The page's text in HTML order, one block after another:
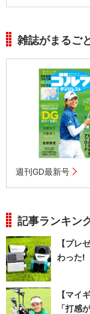
雑誌がまるご
週刊GD最新号
記事ランキン
【プレ
わった!
【マイ
「打感